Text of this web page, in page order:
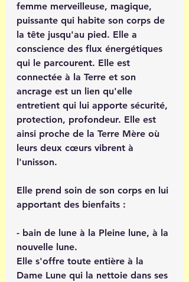
femme merveilleuse, magique,
puissante qui habite son corps de
la tête jusqu'au pied. Elle a
conscience des flux énergétiques
qui le parcourent. Elle est
connectée à la Terre et son
ancrage est un lien qu'elle
entretient qui lui apporte sécurité,
protection, profondeur. Elle est
ainsi proche de la Terre Mère où
leurs deux cœurs vibrent à
l'unisson.
Elle prend soin de son corps en lui
apportant des bienfaits :
- bain de lune à la Pleine lune, à la
nouvelle lune.
Elle s'offre toute entière à la
Dame Lune qui la nettoie dans ses